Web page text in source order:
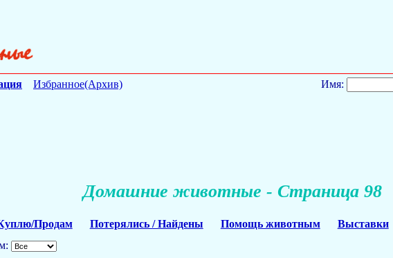
Избранное(Архив) Имя:
Домашние животные - Страница 98
Продам Потерялись / Найдены Помощь животным
Выставки